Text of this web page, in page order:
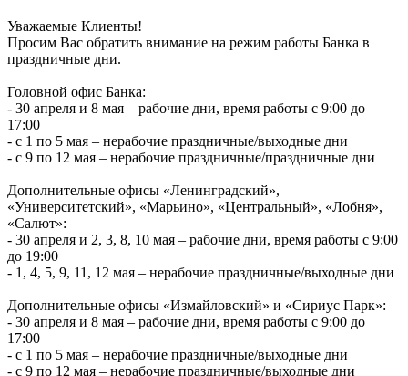
Уважаемые Клиенты!
Просим Вас обратить внимание на режим работы Банка в
праздничные дни.
Головной офис Банка:
- 30 апреля и 8 мая – рабочие дни, время работы с 9:00 до
17:00
- с 1 по 5 мая – нерабочие праздничные/выходные дни
- с 9 по 12 мая – нерабочие праздничные/праздничные дни
Дополнительные офисы «Ленинградский»,
«Университетский», «Марьино», «Центральный», «Лобня»,
«Салют»:
- 30 апреля и 2, 3, 8, 10 мая – рабочие дни, время работы с 9:00
до 19:00
- 1, 4, 5, 9, 11, 12 мая – нерабочие праздничные/выходные дни
Дополнительные офисы «Измайловский» и «Сириус Парк»:
- 30 апреля и 8 мая – рабочие дни, время работы с 9:00 до
17:00
- с 1 по 5 мая – нерабочие праздничные/выходные дни
- с 9 по 12 мая – нерабочие праздничные/выходные дни